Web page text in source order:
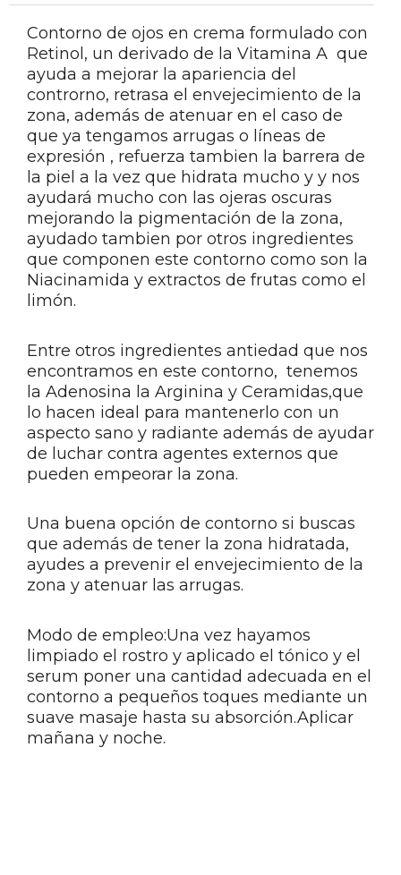
Contorno de ojos en crema formulado con
Retinol, un derivado de la Vitamina A que
ayuda a mejorar la apariencia del
controrno, retrasa el envejecimiento de la
zona, además de atenuar en el caso de
que ya tengamos arrugas o líneas de
expresión , refuerza tambien la barrera de
la piel a la vez que hidrata mucho y y nos
ayudará mucho con las ojeras oscuras
mejorando la pigmentación de la zona,
ayudado tambien por otros ingredientes
que componen este contorno como son la
Niacinamida y extractos de frutas como el
limón.
Entre otros ingredientes antiedad que nos
encontramos en este contorno, tenemos
la Adenosina la Arginina y Ceramidas,que
lo hacen ideal para mantenerlo con un
aspecto sano y radiante además de ayudar
de luchar contra agentes externos que
pueden empeorar la zona.
Una buena opción de contorno si buscas
que además de tener la zona hidratada,
ayudes a prevenir el envejecimiento de la
zona y atenuar las arrugas.
Modo de empleo:Una vez hayamos
limpiado el rostro y aplicado el tónico y el
serum poner una cantidad adecuada en el
contorno a pequeños toques mediante un
suave masaje hasta su absorción.Aplicar
mañana y noche.